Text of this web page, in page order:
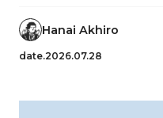
Hanai Akhiro
date.2026.07.28